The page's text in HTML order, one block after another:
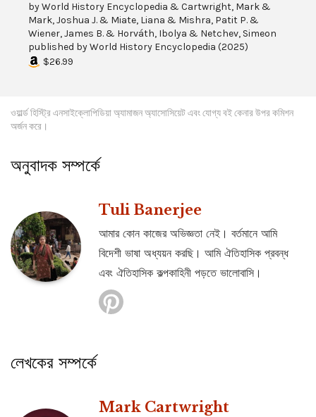
byWorld History Encyclopedia & Cartwright, Mark &
Mark, Joshua J. & Miate, Liana & Mishra, Patit P. &
Wiener, James B. & Horváth, Ibolya & Netchev, Simeon
published byWorld History Encyclopedia (2025)
$26.99
ওয়ার্ল্ড হিস্ট্রি এনসাইক্লোপিডিয়া অ্যামাজন অ্যাসোসিয়েট এবং যোগ্য বই কেনার উপর কমিশন
অর্জন করে।
অনুবাদক সম্পর্কে
Tuli Banerjee
আমার কোন কাজের অভিজ্ঞতা নেই। বর্তমানে আমি
বিদেশী ভাষা অধ্যয়ন করছি। আমি ঐতিহাসিক প্রবন্ধ
এবং ঐতিহাসিক কল্পকাহিনী পড়তে ভালোবাসি।
লেখকের সম্পর্কে
Mark Cartwright